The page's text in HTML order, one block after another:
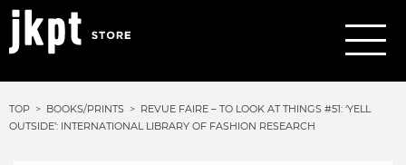
TOP BOOKS/PRINTS
REVUE FAIRE – TO LOOK AT THINGS #51: ‘YELL
OUTSIDE’: INTERNATIONAL LIBRARY OF FASHION RESEARCH